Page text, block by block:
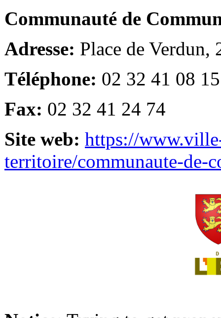
Communauté de
Adresse: Place de Verdun,
Téléphone: 02 32 41 08 15
Fax: 02 32 41 24 74
Site web: https://
territoire/communaute-de-